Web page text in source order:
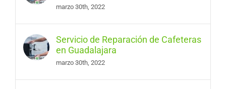
marzo 30th, 2022
Servicio de Reparación de Cafeteras
en Guadalajara
marzo 30th, 2022